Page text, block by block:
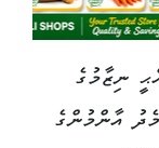
ނިޒާމުގެ
އާންމުންގެ